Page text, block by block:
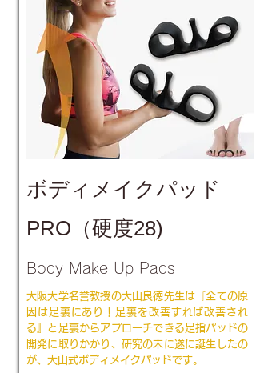
ボディメイクパッド
PRO（硬度28)
Body Make Up Pads
大阪大学名誉教授の大山良徳先生は『全ての原
因は足裏にあり！足裏を改善すれば改善され
る』と足裏からアプローチできる足指パッドの
開発に取りかかり、研究の末に遂に誕生したの
が、大山式ボディメイクパッドです。